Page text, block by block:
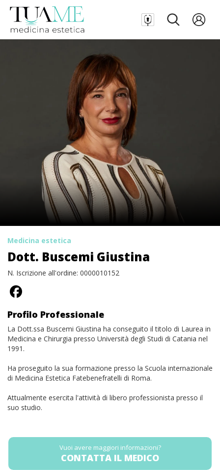
Medicina estetica
Dott. Buscemi Giustina
N. Iscrizione all'ordine: 0000010152
Profilo Professionale
La Dott.ssa Buscemi Giustina ha conseguito il titolo di Laurea in
Medicina e Chirurgia presso Università degli Studi di Catania nel
1991.
Ha proseguito la sua formazione presso la Scuola internazionale
di Medicina Estetica Fatebenefratelli di Roma.
Attualmente esercita l'attività di libero professionista presso il
suo studio.
Vuoi avere maggiori informazioni?
CONTATTA IL MEDICO